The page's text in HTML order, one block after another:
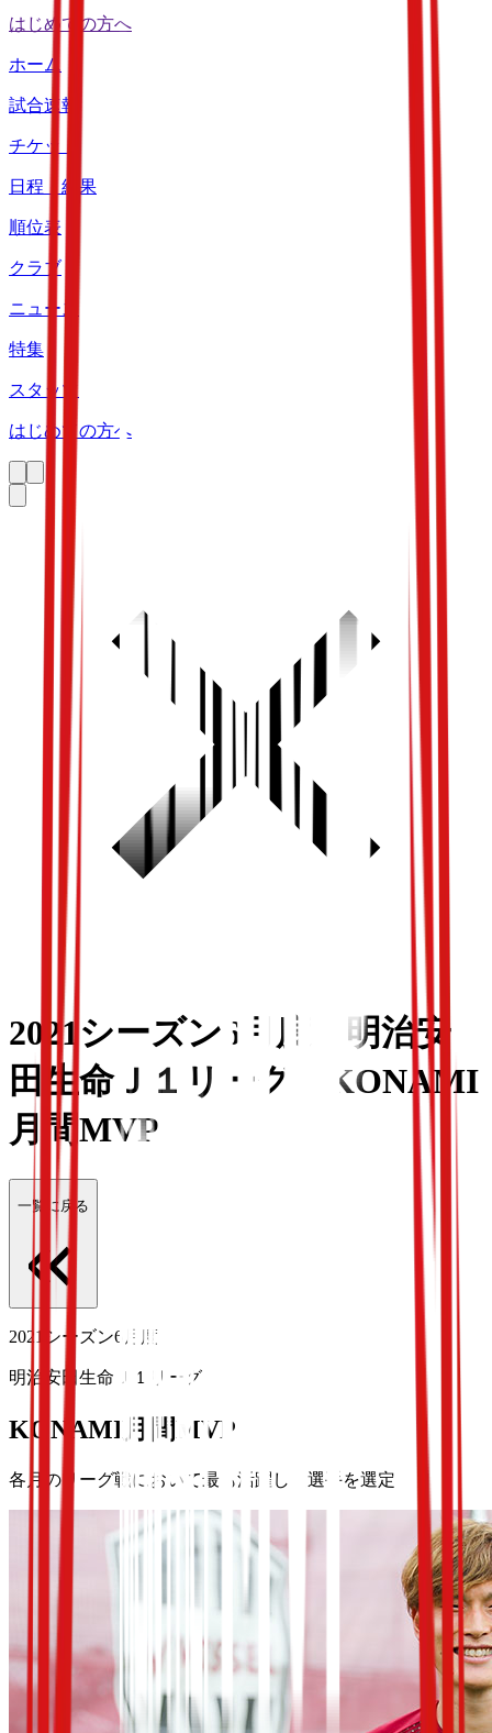
はじめての方へ
ホーム
試合速報
チケット
日程・結果
順位表
クラブ
ニュース
特集
スタッツ
はじめての方へ
2021シーズン6月度 明治安
田生命Ｊ１リーグ KONAMI
月間MVP
一覧に戻る
2021シーズン6月度
明治安田生命Ｊ１リーグ
KONAMI月間MVP
各月のリーグ戦において最も活躍した選手を選定